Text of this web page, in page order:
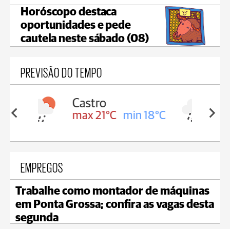
Horóscopo destaca
oportunidades e pede
cautela neste sábado (08)
PREVISÃO DO TEMPO
18°C
Carambeí
max 20°C min 18°C
EMPREGOS
Trabalhe como montador de máquinas
em Ponta Grossa; confira as vagas desta
segunda